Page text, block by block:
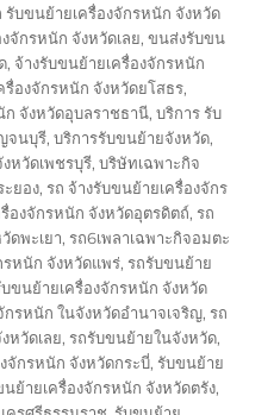
รับขนย้ายเครื่องจักรหนัก จังหวัด
จักรหนัก จังหวัดเลย,ขนส่งรับขน
, จ้างรับขนย้ายเครื่องจักรหนัก
รื่องจักรหนัก จังหวัดยโสธร,
ก จังหวัดอุบลราชธานี,บริการ รับ
จนบุรี,บริการรับขนย้ายจังหวัด,
หวัดเพชรบุรี,บริษัทเฉพาะกิจ
ะยอง,รถ จ้างรับขนย้ายเครื่องจักร
องจักรหนัก จังหวัดอุตรดิตถ์,รถ
ดพะเยา,รถ6เพลาเฉพาะกิจอมตะ
รหนัก จังหวัดแพร่,รถรับขนย้าย
ขนย้ายเครื่องจักรหนัก จังหวัด
กรหนัก ในจังหวัดอำนาจเจริญ,รถ
หวัดเลย,รถรับขนย้ายในจังหวัด,
จักรหนัก จังหวัดกระบี่,รับขนย้าย
นย้ายเครื่องจักรหนัก จังหวัดตรัง,